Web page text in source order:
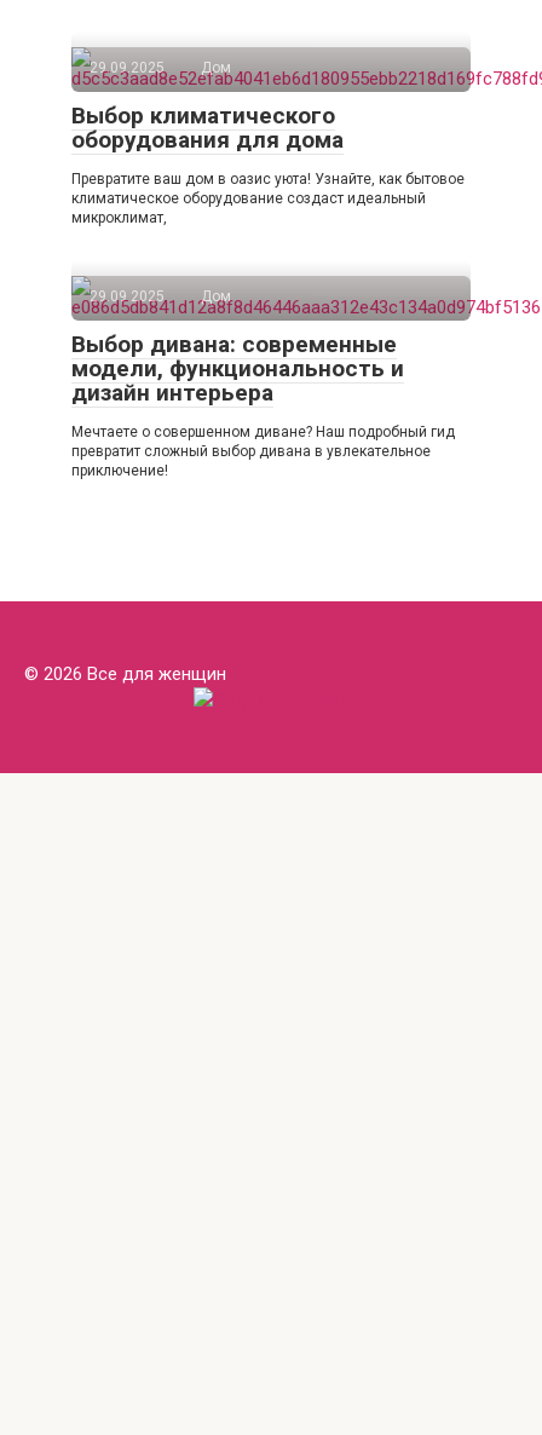
29.09.2025 Дом
Выбор климатического
оборудования для дома
Превратите ваш дом в оазис уюта! Узнайте, как бытовое
климатическое оборудование создаст идеальный
микроклимат,
29.09.2025 Дом
Выбор дивана: современные
модели, функциональность и
дизайн интерьера
Мечтаете о совершенном диване? Наш подробный гид
превратит сложный выбор дивана в увлекательное
приключение!
© 2026 Все для женщин